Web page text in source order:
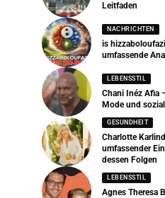
Leitfaden
NACHRICHTEN
is
umfassende
LEBENSSTIL
Chani Inéz Afia
Mode und
GESUNDHEIT
Charlotte
umfassender
dessen Folgen
LEBENSSTIL
Agnes Theresa